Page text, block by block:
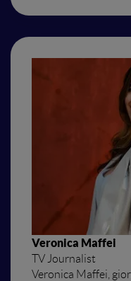
Veronica Maffei
TV Journalist
Veronica Maffei,